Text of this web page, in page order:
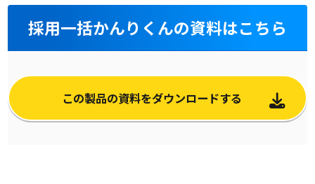
採用一括かんりくんの資料はこちら
この製品の資料をダウンロードする